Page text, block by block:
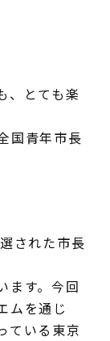
、とても楽
国青年市長
された市長
ます。今回
ムを通じ
ている東京